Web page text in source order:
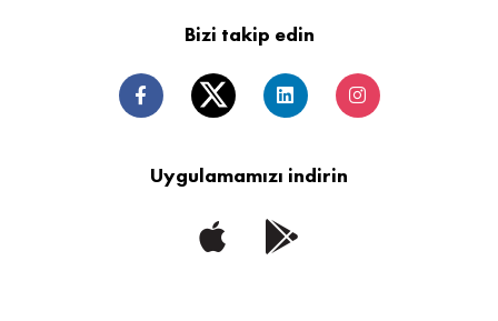
Bizi takip edin
Uygulamamızı indirin